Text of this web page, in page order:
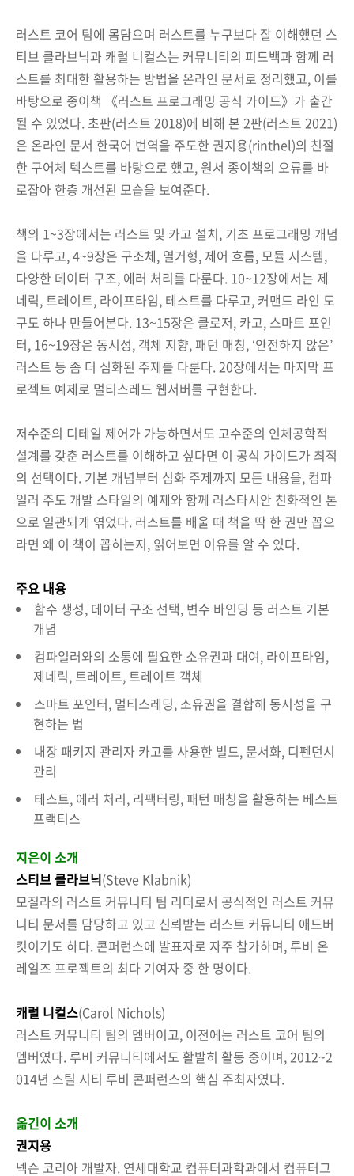
러스트 코어 팀에 몸담으며 러스트를 누구보다 잘 이해했던 스
티브 클라브닉과 캐럴 니컬스는 커뮤니티의 피드백과 함께 러
스트를 최대한 활용하는 방법을 온라인 문서로 정리했고, 이를
바탕으로 종이책 《러스트 프로그래밍 공식 가이드》가 출간
될 수 있었다. 초판(러스트 2018)에 비해 본 2판(러스트 2021)
은 온라인 문서 한국어 번역을 주도한 권지용(rinthel)의 친절
한 구어체 텍스트를 바탕으로 했고, 원서 종이책의 오류를 바
로잡아 한층 개선된 모습을 보여준다.
책의 1~3장에서는 러스트 및 카고 설치, 기초 프로그래밍 개념
을 다루고, 4~9장은 구조체, 열거형, 제어 흐름, 모듈 시스템,
다양한 데이터 구조, 에러 처리를 다룬다. 10~12장에서는 제
네릭, 트레이트, 라이프타임, 테스트를 다루고, 커맨드 라인 도
구도 하나 만들어본다. 13~15장은 클로저, 카고, 스마트 포인
터, 16~19장은 동시성, 객체 지향, 패턴 매칭, ‘안전하지 않은’
러스트 등 좀 더 심화된 주제를 다룬다. 20장에서는 마지막 프
로젝트 예제로 멀티스레드 웹서버를 구현한다.
저수준의 디테일 제어가 가능하면서도 고수준의 인체공학적
설계를 갖춘 러스트를 이해하고 싶다면 이 공식 가이드가 최적
의 선택이다. 기본 개념부터 심화 주제까지 모든 내용을, 컴파
일러 주도 개발 스타일의 예제와 함께 러스타시안 친화적인 톤
으로 일관되게 엮었다. 러스트를 배울 때 책을 딱 한 권만 꼽으
라면 왜 이 책이 꼽히는지, 읽어보면 이유를 알 수 있다.
주요 내용
함수 생성, 데이터 구조 선택, 변수 바인딩 등 러스트 기본
개념
컴파일러와의 소통에 필요한 소유권과 대여, 라이프타임,
제네릭, 트레이트, 트레이트 객체
스마트 포인터, 멀티스레딩, 소유권을 결합해 동시성을 구
현하는 법
내장 패키지 관리자 카고를 사용한 빌드, 문서화, 디펜던시
관리
테스트, 에러 처리, 리팩터링, 패턴 매칭을 활용하는 베스트
프랙티스
지은이 소개
스티브 클라브닉(Steve Klabnik)
모질라의 러스트 커뮤니티 팀 리더로서 공식적인 러스트 커뮤
니티 문서를 담당하고 있고 신뢰받는 러스트 커뮤니티 애드버
킷이기도 하다. 콘퍼런스에 발표자로 자주 참가하며, 루비 온
레일즈 프로젝트의 최다 기여자 중 한 명이다.
캐럴 니컬스(Carol Nichols)
러스트 커뮤니티 팀의 멤버이고, 이전에는 러스트 코어 팀의
멤버였다. 루비 커뮤니티에서도 활발히 활동 중이며, 2012~2
014년 스틸 시티 루비 콘퍼런스의 핵심 주최자였다.
옮긴이 소개
권지용
넥슨 코리아 개발자. 연세대학교 컴퓨터과학과에서 컴퓨터그